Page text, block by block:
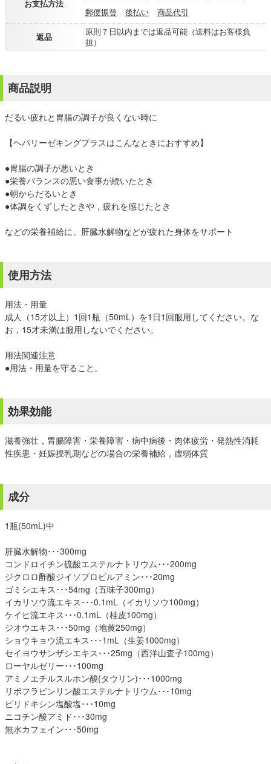
お支払方法
郵便振替
後払い 商品代引
返品
原則７日以内までは返品可能（送料はお客様負
担）
商品説明
だるい疲れと胃腸の調子が良くない時に
【ヘパリーゼキングプラスはこんなときにおすすめ】
●胃腸の調子が悪いとき
●栄養バランスの悪い食事が続いたとき
●朝からだるいとき
●体調をくずしたときや，疲れを感じたとき
などの栄養補給に、肝臓水解物などが疲れた身体をサポート
使用方法
用法・用量
成人（15才以上）1回1瓶（50mL）を1日1回服用してください。な
お，15才未満は服用しないでください。
用法関連注意
●用法・用量を守ること。
効果効能
滋養強壮，胃腸障害・栄養障害・病中病後・肉体疲労・発熱性消耗
性疾患・妊娠授乳期などの場合の栄養補給，虚弱体質
成分
1瓶(50mL)中
肝臓水解物･･･300mg
コンドロイチン硫酸エステルナトリウム･･･200mg
ジクロロ酢酸ジイソプロピルアミン･･･20mg
ゴミシエキス･･･54mg（五味子300mg）
イカリソウ流エキス･･･0.1mL（イカリソウ100mg）
ケイヒ流エキス･･･0.1mL（桂皮100mg）
ジオウエキス･･･50mg（地黄250mg）
ショウキョウ流エキス･･･1mL（生姜1000mg）
セイヨウサンザシエキス･･･25mg（西洋山査子100mg）
ローヤルゼリー･･･100mg
アミノエチルスルホン酸(タウリン)･･･1000mg
リボフラビンリン酸エステルナトリウム･･･10mg
ピリドキシン塩酸塩･･･10mg
ニコチン酸アミド･･･30mg
無水カフェイン･･･50mg